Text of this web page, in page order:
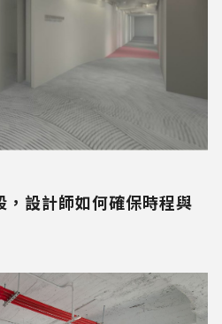
設計師如何確保時程與